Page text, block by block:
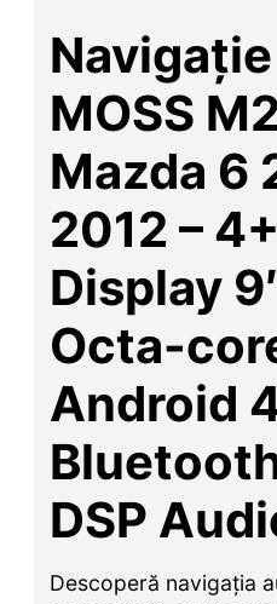
MOSS
Mazda 6
2012 –
Display
Octa-
Android
DSP
Descoperă navigația